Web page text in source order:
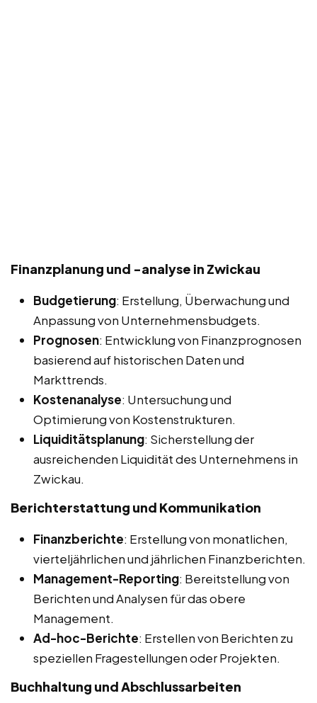
Finanzplanung und -analyse in Zwickau
Budgetierung: Erstellung, Überwachung und
Anpassung von Unternehmensbudgets.
Prognosen: Entwicklung von Finanzprognosen
basierend auf historischen Daten und
Markttrends.
Kostenanalyse: Untersuchung und
Optimierung von Kostenstrukturen.
Liquiditätsplanung: Sicherstellung der
ausreichenden Liquidität des Unternehmens in
Zwickau.
Berichterstattung und Kommunikation
Finanzberichte: Erstellung von monatlichen,
vierteljährlichen und jährlichen Finanzberichten.
Management-Reporting: Bereitstellung von
Berichten und Analysen für das obere
Management.
Ad-hoc-Berichte: Erstellen von Berichten zu
speziellen Fragestellungen oder Projekten.
Buchhaltung und Abschlussarbeiten